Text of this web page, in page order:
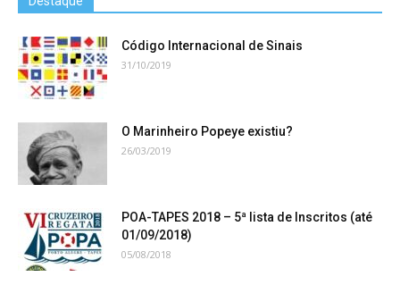
Código Internacional de Sinais
31/10/2019
O Marinheiro Popeye existiu?
26/03/2019
POA-TAPES 2018 – 5ª lista de Inscritos (até
01/09/2018)
05/08/2018